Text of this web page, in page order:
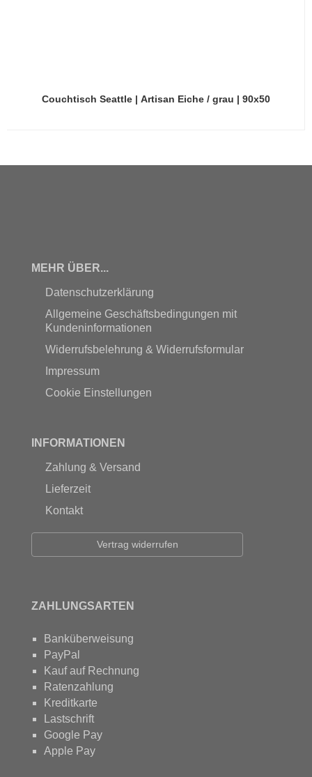
Couchtisch Seattle | Artisan Eiche / grau | 90x50
MEHR ÜBER...
Datenschutzerklärung
Allgemeine Geschäftsbedingungen mit
Kundeninformationen
Widerrufsbelehrung & Widerrufsformular
Impressum
Cookie Einstellungen
INFORMATIONEN
Zahlung & Versand
Lieferzeit
Kontakt
Vertrag widerrufen
ZAHLUNGSARTEN
Banküberweisung
PayPal
Kauf auf Rechnung
Ratenzahlung
Kreditkarte
Lastschrift
Google Pay
Apple Pay